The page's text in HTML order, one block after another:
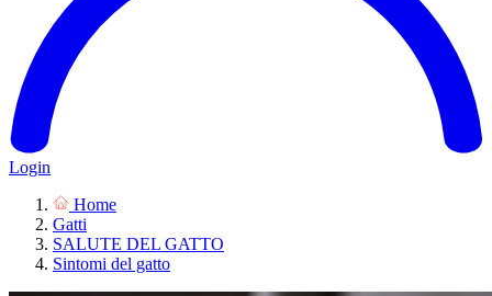
Login
Home
Gatti
SALUTE DEL GATTO
Sintomi del gatto